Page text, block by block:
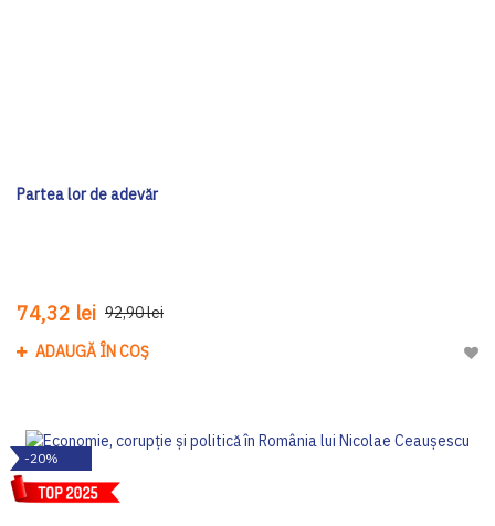
Partea lor de adevăr
74,32 lei 92,90 lei
ADAUGĂ ÎN COȘ
-20%